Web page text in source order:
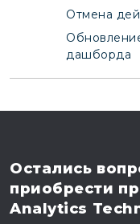
Отмена
дашборда
Остались
приобрести
Analytics